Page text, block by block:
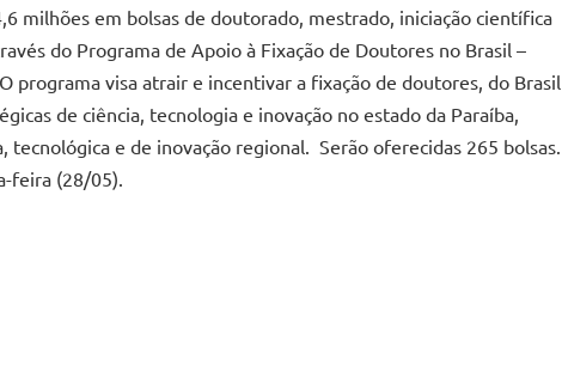
milhões em bolsas de doutorado, mestrado, iniciação científica
do Programa de Apoio à Fixação de Doutores no Brasil –
programa visa atrair e incentivar a fixação de doutores, do Brasil
de ciência, tecnologia e inovação no estado da Paraíba,
tecnológica e de inovação regional. Serão oferecidas 265 bolsas.
feira (28/05).